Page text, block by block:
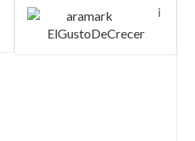
i
ElGustoDeCrecer